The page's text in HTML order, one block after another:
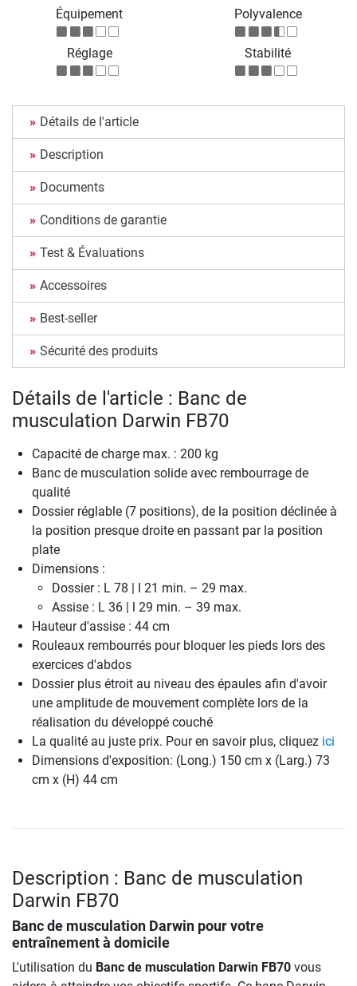
Équipement
Polyvalence
Réglage Stabilité
Détails de l'article
Description
Documents
Conditions de garantie
Test & Évaluations
Accessoires
Best-seller
Sécurité des produits
Détails de l'article : Banc de
musculation Darwin FB70
Capacité de charge max. : 200 kg
Banc de musculation solide avec rembourrage de
qualité
Dossier réglable (7 positions), de la position déclinée à
la position presque droite en passant par la position
plate
Dimensions :
Dossier : L 78 | l 21 min. – 29 max.
Assise : L 36 | l 29 min. – 39 max.
Hauteur d'assise : 44 cm
Rouleaux rembourrés pour bloquer les pieds lors des
exercices d'abdos
Dossier plus étroit au niveau des épaules afin d'avoir
une amplitude de mouvement complète lors de la
réalisation du développé couché
La qualité au juste prix. Pour en savoir plus, cliquez ici
Dimensions d'exposition: (Long.) 150 cm x (Larg.) 73
cm x (H) 44 cm
Description : Banc de musculation
Darwin FB70
Banc de musculation Darwin pour votre
entraînement à domicile
L'utilisation du Banc de musculation Darwin FB70 vous